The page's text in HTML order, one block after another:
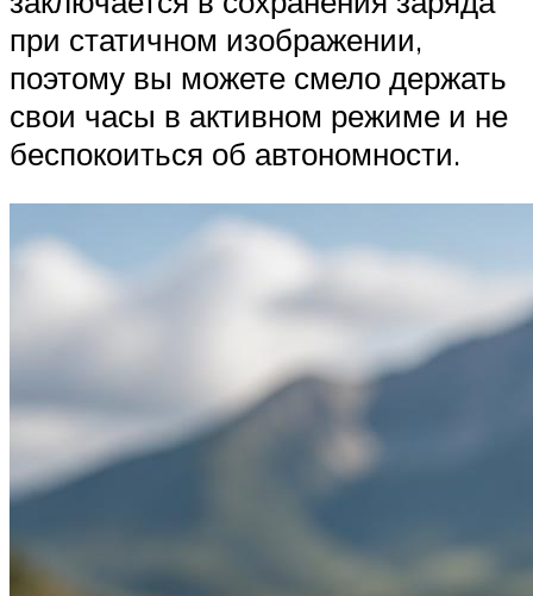
при статичном изображении,
поэтому вы можете смело держать
свои часы в активном режиме и не
беспокоиться об автономности.